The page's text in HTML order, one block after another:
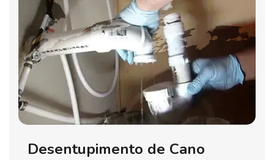
Desentupimento de Cano